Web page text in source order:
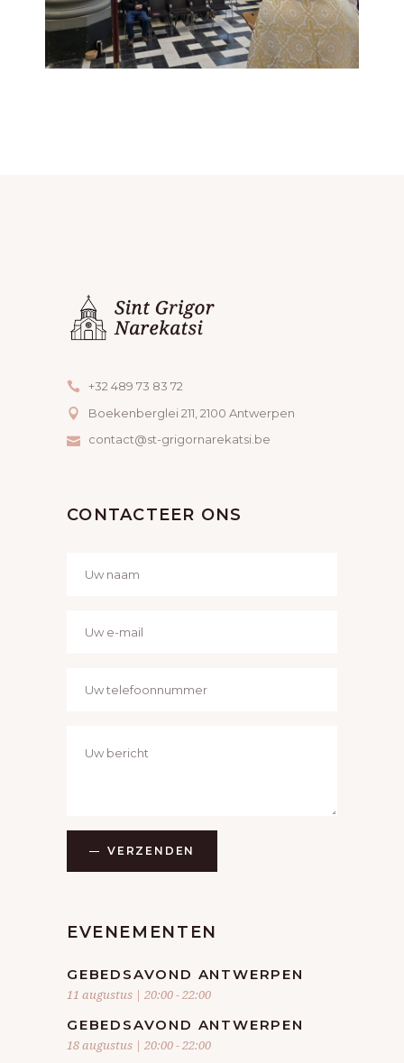
+32 489 73 83 72
Boekenberglei 211, 2100 Antwerpen
contact@st-grigornarekatsi.be
CONTACTEER ONS
VERZENDEN
EVENEMENTEN
GEBEDSAVOND ANTWERPEN
11 augustus | 20:00-22:00
GEBEDSAVOND ANTWERPEN
18 augustus | 20:00-22:00